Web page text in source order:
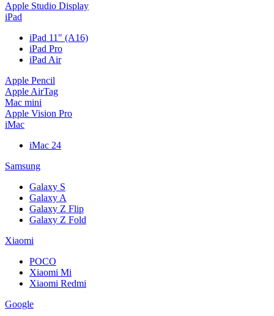
Apple Studio Display
iPad
iPad 11" (A16)
iPad Pro
iPad Air
Apple Pencil
Apple AirTag
Mac mini
Apple Vision Pro
iMac
iMac 24
Samsung
Galaxy S
Galaxy A
Galaxy Z Flip
Galaxy Z Fold
Xiaomi
POCO
Xiaomi Mi
Xiaomi Redmi
Google